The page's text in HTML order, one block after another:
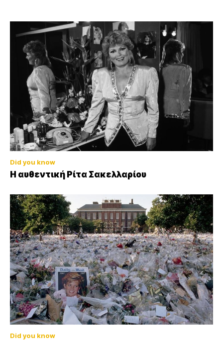
Did you know
Η αυθεντική Ρίτα Σακελλαρίου
Did you know